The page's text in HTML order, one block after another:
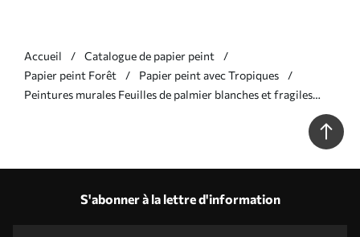
Accueil
Catalogue de papier peint
Papier peint Forêt
Papier peint avec Tropiques
Peintures murales Feuilles de palmier blanches et fragiles
S'abonner à la lettre d'information